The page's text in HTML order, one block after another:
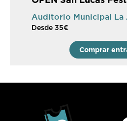
Auditorio Municipal La
Desde 35€
Comprar